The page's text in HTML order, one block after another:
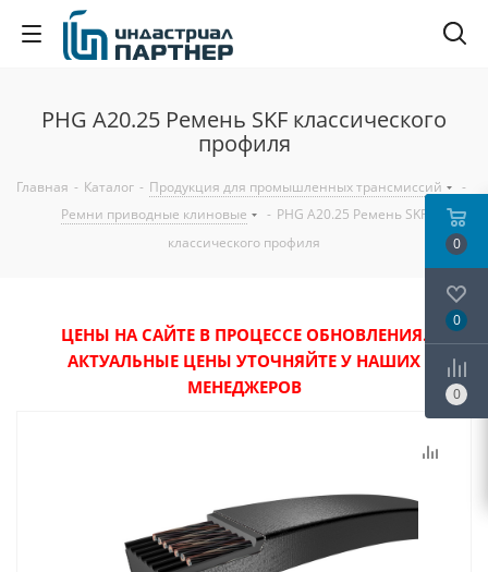
PHG A20.25 Ремень SKF классического
профиля
Главная - Каталог - Продукция для промышленных трансмиссий
-
Ремни приводные клиновые
- PHG A20.25 Ремень SKF
классического профиля
ЦЕНЫ НА САЙТЕ В ПРОЦЕССЕ ОБНОВЛЕНИЯ.
АКТУАЛЬНЫЕ ЦЕНЫ УТОЧНЯЙТЕ У НАШИХ
МЕНЕДЖЕРОВ
0
0
0